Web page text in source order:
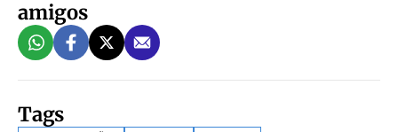
amigos
Tags